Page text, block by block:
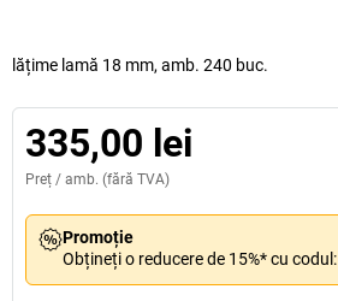
lățime lamă 18 mm, amb. 240 buc.
335,00 lei
Preț / amb. (fără TVA)
Promoție
Obțineți o reducere de 15%* cu codul: